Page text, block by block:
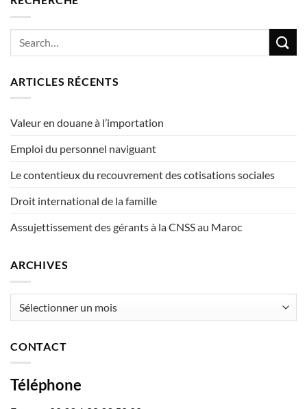
ARTICLES RÉCENTS
Valeur en douane à l’importation
Emploi du personnel naviguant
Le contentieux du recouvrement des cotisations sociales
Droit international de la famille
Assujettissement des gérants à la CNSS au Maroc
ARCHIVES
CONTACT
Téléphone